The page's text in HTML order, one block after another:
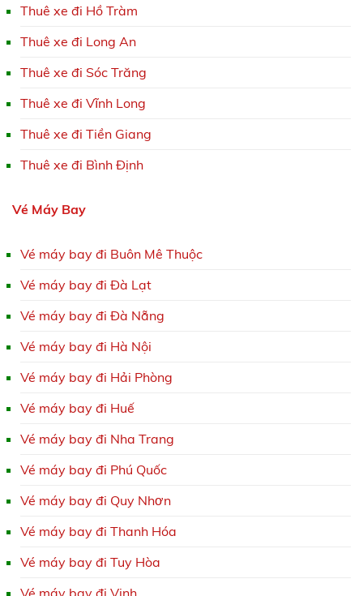
Thuê xe đi Hồ Tràm
Thuê xe đi Long An
Thuê xe đi Sóc Trăng
Thuê xe đi Vĩnh Long
Thuê xe đi Tiền Giang
Thuê xe đi Bình Định
Vé Máy Bay
Vé máy bay đi Buôn Mê Thuộc
Vé máy bay đi Đà Lạt
Vé máy bay đi Đà Nẵng
Vé máy bay đi Hà Nội
Vé máy bay đi Hải Phòng
Vé máy bay đi Huế
Vé máy bay đi Nha Trang
Vé máy bay đi Phú Quốc
Vé máy bay đi Quy Nhơn
Vé máy bay đi Thanh Hóa
Vé máy bay đi Tuy Hòa
Vé máy bay đi Vinh